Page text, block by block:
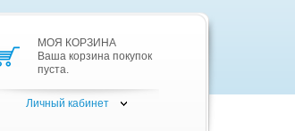
МОЯ КОРЗИНА
Ваша корзина покупок
пуста.
Личный кабинет